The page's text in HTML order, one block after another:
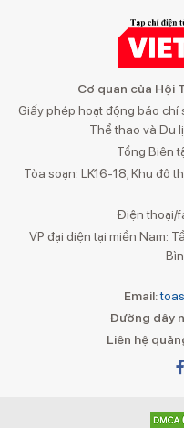
Cơ quan của Hội
Giấy phép hoạt động báo chí
Thể thao và Du
Tổng Biên
Tòa soạn: LK16-18, Khu đô
Điện thoại/
VP đại diện tại miền Nam:
Email:
Đường dây
Liên hệ